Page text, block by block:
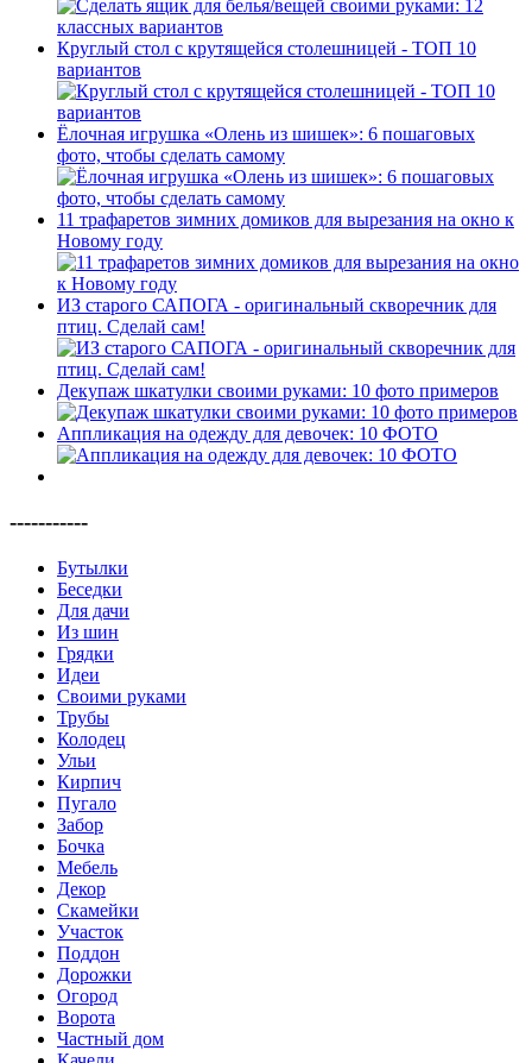
Круглый стол с крутящейся столешницей - ТОП 10
вариантов
Ёлочная игрушка «Олень из шишек»: 6 пошаговых
фото, чтобы сделать самому
11 трафаретов зимних домиков для вырезания на окно к
Новому году
ИЗ старого САПОГА - оригинальный скворечник для
птиц. Сделай сам!
Декупаж шкатулки своими руками: 10 фото примеров
Аппликация на одежду для девочек: 10 ФОТО
-----------
Бутылки
Беседки
Для дачи
Из шин
Грядки
Идеи
Своими руками
Трубы
Колодец
Ульи
Кирпич
Пугало
Забор
Бочка
Мебель
Декор
Скамейки
Участок
Поддон
Дорожки
Огород
Ворота
Частный дом